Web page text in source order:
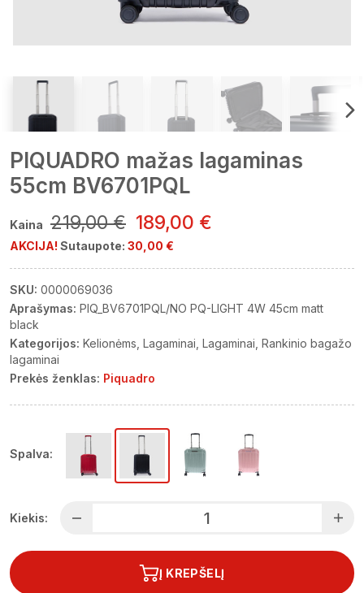
PIQUADRO mažas lagaminas
55cm BV6701PQL
Kaina 219,00 € 189,00 €
AKCIJA! Sutaupote: 30,00 €
SKU: 0000069036
Aprašymas: PIQ_BV6701PQL/NO PQ-LIGHT 4W 45cm matt
black
Kategorijos: Kelionėms Lagaminai Lagaminai Rankinio bagažo
lagaminai
Prekės ženklas: Piquadro
Spalva:
Kiekis:
Į KREPŠELĮ